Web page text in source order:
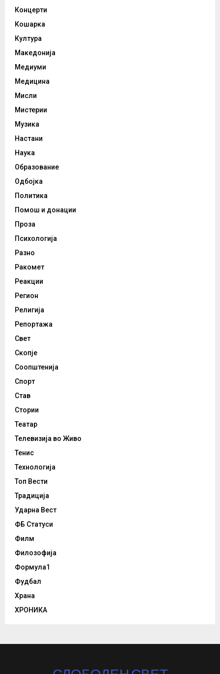
Концерти
Кошарка
Култура
Македонија
Медиуми
Медицина
Мисли
Мистерии
Музика
Настани
Наука
Образование
Одбојка
Политика
Помош и донации
Проза
Психологија
Разно
Ракомет
Реакции
Регион
Религија
Репортажа
Свет
Скопје
Соопштенија
Спорт
Став
Стории
Театар
Телевизија во Живо
Тенис
Технологија
Топ Вести
Традиција
Ударна Вест
ФБ Статуси
Филм
Филозофија
Формула1
Фудбал
Храна
ХРОНИКА